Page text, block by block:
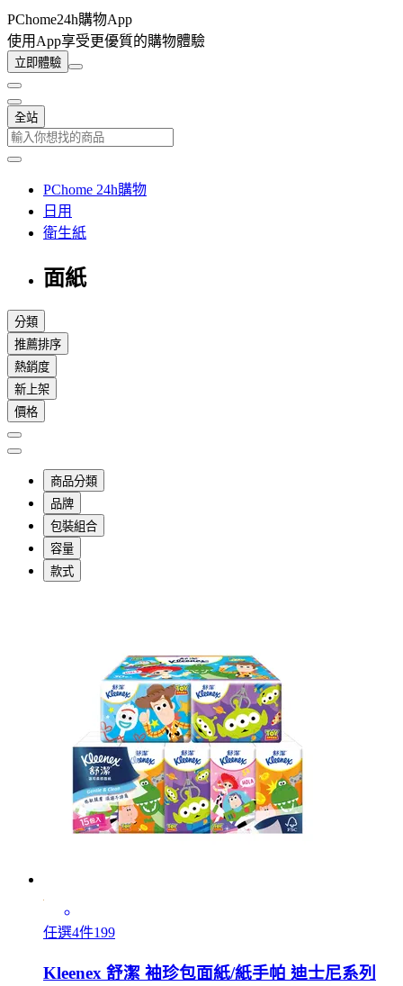
PChome24h購物App
使用App享受更優質的購物體驗
立即體驗
全站
PChome 24h購物
日用
衛生紙
面紙
分類
推薦排序
熱銷度
新上架
價格
商品分類
品牌
包裝組合
容量
款式
任選4件199
Kleenex 舒潔 袖珍包面紙/紙手帕 迪士尼系列